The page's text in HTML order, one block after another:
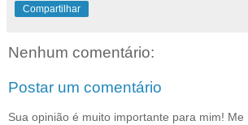
Compartilhar
Nenhum comentário:
Postar um comentário
Sua opinião é muito importante para mim! Me